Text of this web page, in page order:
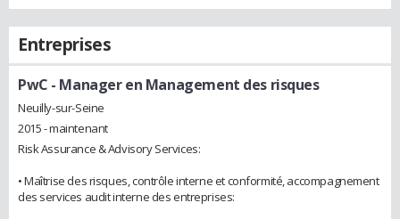
Entreprises
PwC - Manager en Management des risques
Neuilly-sur-Seine
2015 - maintenant
Risk Assurance & Advisory Services:
• Maîtrise des risques, contrôle interne et conformité, accompagnement
des services audit interne des entreprises: